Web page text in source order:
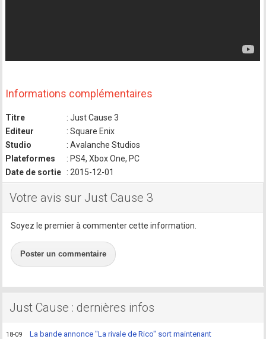
Informations complémentaires
Titre
: Just Cause 3
Editeur
: Square Enix
Studio
: Avalanche Studios
Plateformes
: PS4, Xbox One, PC
Date de sortie
: 2015-12-01
Votre avis sur Just Cause 3
Soyez le premier à commenter cette information.
Poster un commentaire
Just Cause : dernières infos
18-09 La bande annonce "La rivale de Rico" sort maintenant